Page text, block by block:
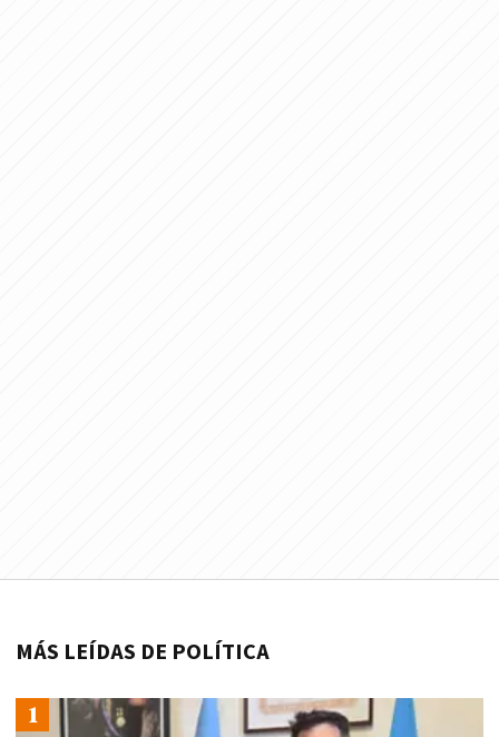
MÁS LEÍDAS DE POLÍTICA